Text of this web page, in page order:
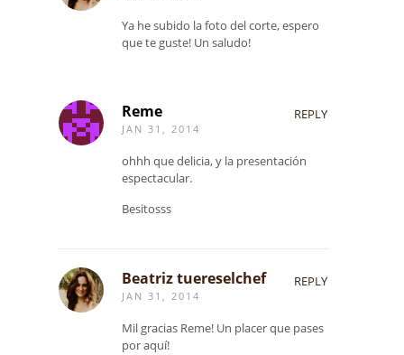
Ya he subido la foto del corte, espero
que te guste! Un saludo!
Reme
JAN 31, 2014
REPLY
ohhh que delicia, y la presentación
espectacular.
Besitosss
Beatriz tuereselchef
JAN 31, 2014
REPLY
Mil gracias Reme! Un placer que pases
por aquí!